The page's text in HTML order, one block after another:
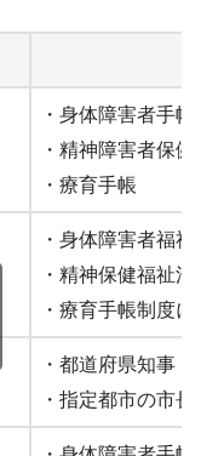
・身体障害者手帳
・精神障害者保
・療育手帳
・身体障害者福祉
・精神保健福祉法
・療育手帳制度
・都道府県知事
・指定都市の市長